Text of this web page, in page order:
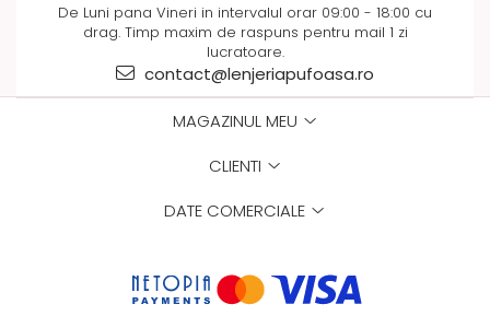
De Luni pana Vineri in intervalul orar 09:00 - 18:00 cu
drag. Timp maxim de raspuns pentru mail 1 zi
lucratoare.
contact@lenjeriapufoasa.ro
MAGAZINUL MEU
CLIENTI
DATE COMERCIALE